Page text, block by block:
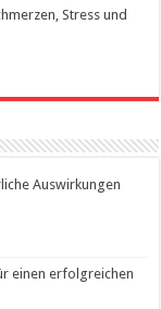
Stress und
Auswirkungen
einen erfolgreichen